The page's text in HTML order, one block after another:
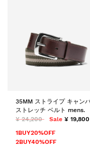
35MM ストライプ キャン
ストレッチ ベルト mens.
¥ 24,200
Sale ¥ 19,800
1BUY20%OFF
2BUY40%OFF